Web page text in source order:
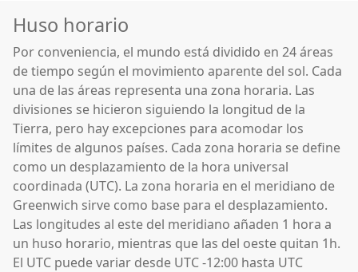
Huso horario
Por conveniencia, el mundo está dividido en 24 áreas
de tiempo según el movimiento aparente del sol. Cada
una de las áreas representa una zona horaria. Las
divisiones se hicieron siguiendo la longitud de la
Tierra, pero hay excepciones para acomodar los
límites de algunos países. Cada zona horaria se define
como un desplazamiento de la hora universal
coordinada (UTC). La zona horaria en el meridiano de
Greenwich sirve como base para el desplazamiento.
Las longitudes al este del meridiano añaden 1 hora a
un huso horario, mientras que las del oeste quitan 1h.
El UTC puede variar desde UTC -12:00 hasta UTC